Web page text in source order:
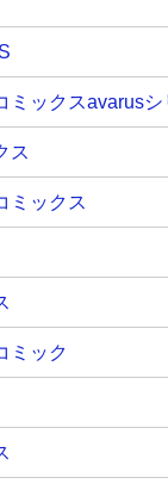
ミックスavarusシ
ス
ミックス
ミック